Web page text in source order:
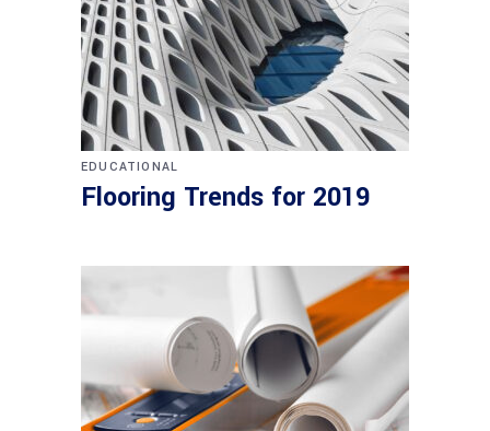
EDUCATIONAL
Flooring Trends for 2019